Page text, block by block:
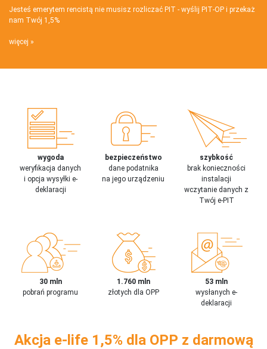
Jesteś emerytem rencistą nie musisz rozliczać PIT - wyślij PIT‑OP i przekaż
nam Twój 1,5%
więcej
wygoda
weryfikacja danych
i opcja wysyłki e-
deklaracji
bezpieczeństwo
dane podatnika
na jego urządzeniu
szybkość
brak konieczności
instalacji
wczytanie danych z
Twój e-PIT
30 mln
pobrań programu
1.760 mln
złotych dla OPP
53 mln
wysłanych e-
deklaracji
Akcja e-life 1,5% dla OPP z darmową